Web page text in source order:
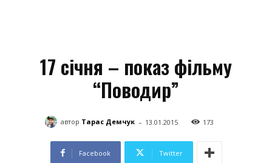
17 січня – показ фільму
“Поводир”
автор Тарас Демчук - 13.01.2015 173
Facebook Twitter